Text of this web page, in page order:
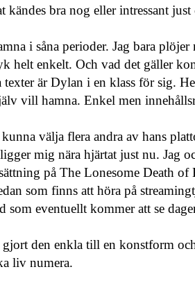
kändes bra nog eller intressant
i såna perioder. Jag bara
helt enkelt. Och vad det gäller
texter är Dylan i en klass för sig.
vill hamna. Enkel men
välja flera andra av hans
mig nära hjärtat just nu. Jag
på The Lonesome Death
som finns att höra på
som eventuellt kommer att se
den enkla till en konstform
liv numera.